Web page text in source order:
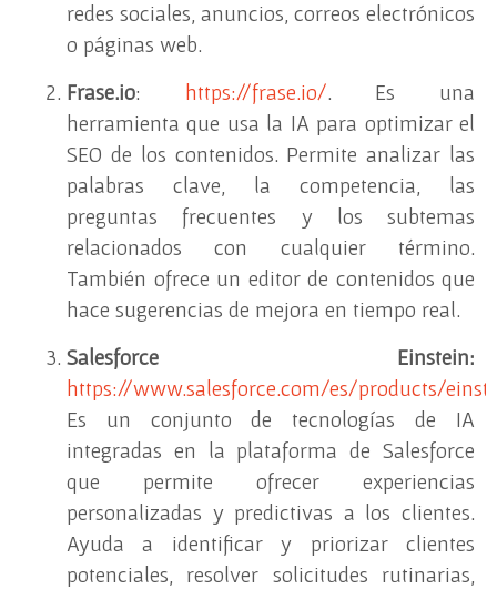
redes sociales, anuncios, correos electrónicos
o páginas web.
Frase.io: https://frase.io/. Es una
herramienta que usa la IA para optimizar el
SEO de los contenidos. Permite analizar las
palabras clave, la competencia, las
preguntas frecuentes y los subtemas
relacionados con cualquier término.
También ofrece un editor de contenidos que
hace sugerencias de mejora en tiempo real.
Salesforce Einstein:
https://www.salesforce.com/es/products/
Es un conjunto de tecnologías de IA
integradas en la plataforma de Salesforce
que permite ofrecer experiencias
personalizadas y predictivas a los clientes.
Ayuda a identificar y priorizar clientes
potenciales, resolver solicitudes rutinarias,